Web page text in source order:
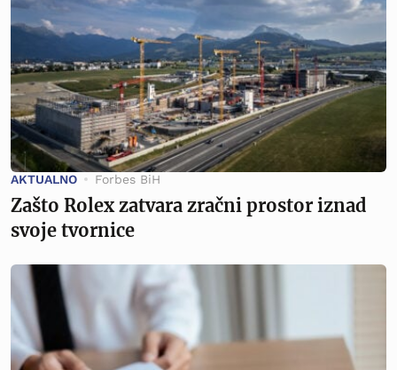
AKTUALNO Forbes BiH
Zašto Rolex zatvara zračni prostor iznad
svoje tvornice